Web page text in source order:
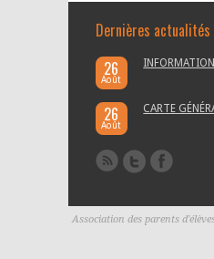
Dernières actualités
26
Août
26
Août
CARTE
Association des parents